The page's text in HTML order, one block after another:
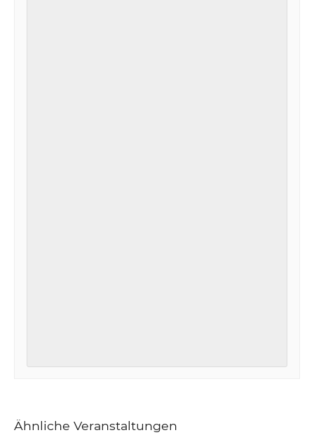
Ähnliche Veranstaltungen